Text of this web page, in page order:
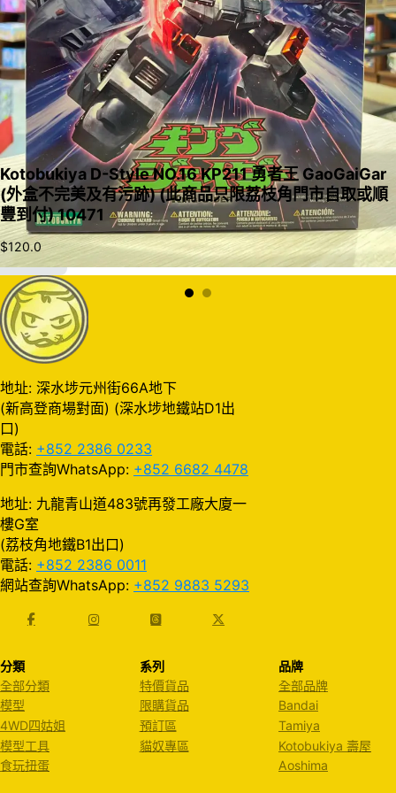
入購物車
Kotobukiya D-Style NO.16 KP211 勇者王 GaoGaiGar
(外盒不完美及有污跡) (此商品只限荔枝角門市自取或順
豐到付) 10471
$120.0
地址: 深水埗元州街66A地下
(新高登商場對面) (深水埗地鐵站D1出
口)
電話: +852 2386 0233
門市查詢WhatsApp: +852 6682 4478
地址: 九龍青山道483號再發工廠大廈一
樓G室
(荔枝角地鐵B1出口)
電話: +852 2386 0011
網站查詢WhatsApp: +852 9883 5293
分類
全部分類
模型
4WD四姑姐
模型工具
食玩扭蛋
系列
特價貨品
限購貨品
預訂區
貓奴專區
品牌
全部品牌
Bandai
Tamiya
Kotobukiya 壽屋
Aoshima